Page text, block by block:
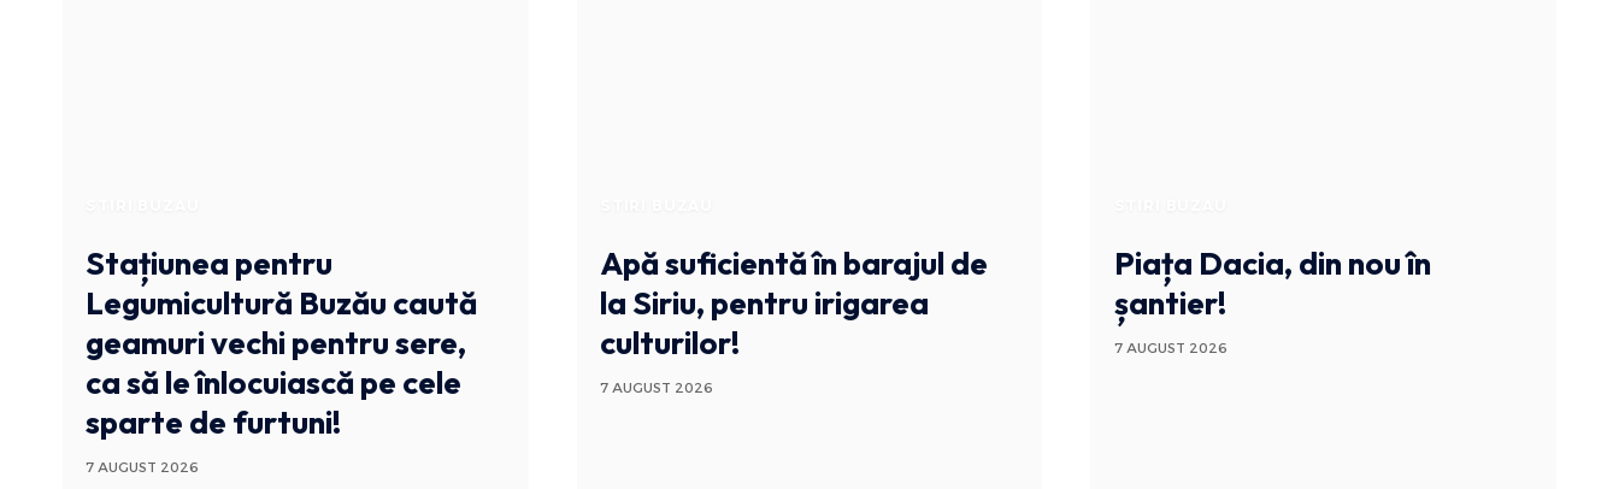
Stațiunea pentru
Legumicultură Buzău caută
geamuri vechi pentru sere,
ca să le înlocuiască pe cele
sparte de furtuni!
7 AUGUST 2026
Apă suficientă în barajul de
la Siriu, pentru irigarea
culturilor!
7 AUGUST 2026
Piața Dacia, din nou în
șantier!
7 AUGUST 2026